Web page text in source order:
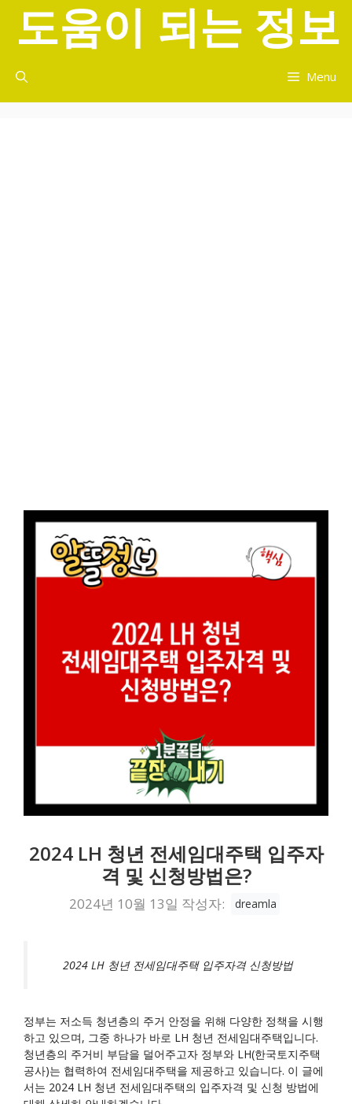
너
도움이 되는 정보
Menu
2024 LH 청년 전세임대주택 입주자
격 및 신청방법은?
2024년 10월 13일 작성자: dreamla
2024 LH 청년 전세임대주택 입주자격 신청방법
정부는 저소득 청년층의 주거 안정을 위해 다양한 정책을 시행
하고 있으며, 그중 하나가 바로 LH 청년 전세임대주택입니다.
청년층의 주거비 부담을 덜어주고자 정부와 LH(한국토지주택
공사)는 협력하여 전세임대주택을 제공하고 있습니다. 이 글에
서는 2024 LH 청년 전세임대주택의 입주자격 및 신청 방법에